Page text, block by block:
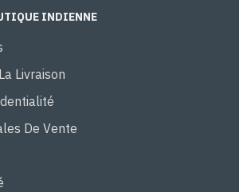
INDIENNE
Livraison
De Vente